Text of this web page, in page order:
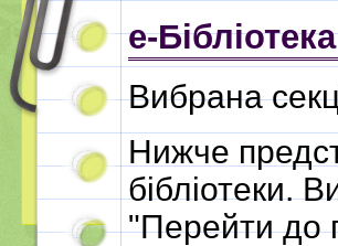
e-Бібліотека
Вибрана
Нижче
бібліотеки.
"Перейти до